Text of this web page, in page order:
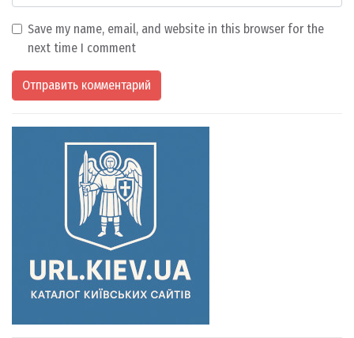
Save my name, email, and website in this browser for the
next time I comment